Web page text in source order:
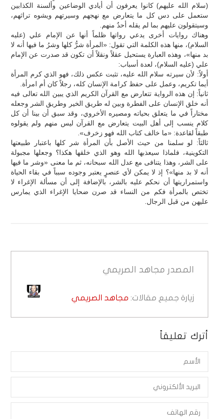
(سلام الله عليهم) كانوا يعرفون أن أيادي الوضاعين وألسنة الكذابين
ستعمل على دس كل ما يتعارض مع نهجهم وسيرتهم ويشوه تراثهم،
وسيتقولون عليهم بما لم يقله أحدٌ منهم.
وهناك روايات أخرى يدعي رواتها ظلماً أنها عن الإمام علي (عليه
السلام)، منها هذه الكلمة التي تقول: «المرأة شرُّ كلها وشرُ ما فيها أنه لا
بد منها»، وهذه العبارة يستحيل عقلاً ونقلاً أن تكون قد صدرت عن الإمام
علي (عليه السلام)، لعدة أسباب:
أولاً: لأن سيرته سلام الله عليه، تثبت عكس ذلك، فهو الذي كرم المرأة
أيما تكريم، وعمل على حفظ كرامة الإنسان كله، رجلاً كان أم امرأة.
ثانياً: إن هذه الرواية تتعارض مع القرآن الكريم الذي يبين الله تعالى فيه
أنه خلق الإنسان على الفطرة وبين له طريق الخير وطريق الشر وجعله
مختاراً في ما يتعلق بحياته ومصيره الأخروي، وقد سبق أن بينا أن كل
كلام ينسب إلى أهل البيت يتعارض مع القرآن ليس منهم ولم يقولوه
طبقاً لقاعدة: «ما خالف كتاب الله فهو زخرف».
ثالثاً: لو سلمنا من حيث الأصل بأن المرأة شر كلها باعتبار طبيعتها
التكوينية، فلماذا سيعذبها الله وهو الذي خلقها هكذا؟ وجعلها مجبولة
على الشر، وهذا يتنافى مع عدل الله سبحانه، ثم ما معنى «وشر ما فيها
أنه لا بد منها»؟ إذ لا يمكن لأي عنصرٍ يعتبر وجوده سبباً في بقاء الحياة
واستمراريتها أن نحكم عليه بالشر، بالإضافة إلى أن مسألة الإغراء لا
تختص بالمرأة فكم من النساء قد صرن ضحايا الإغراء الذي يمارس
عليهن من قبل الرجال.
المصدر مجاهد الصريمي
زيارة جميع مقالات: مجاهد الصريمي
أترك تعليقاً